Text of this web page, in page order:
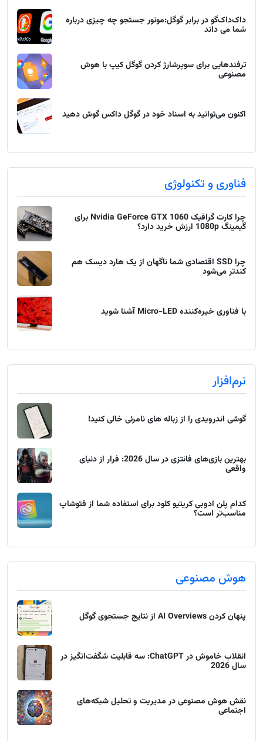
داک‌داک‌گو در برابر گوگل:موتور جستجو چه چیزی درباره
شما می داند
ترفندهایی برای سوپرشارژ کردن گوگل کیپ با هوش
مصنوعی
اکنون می‌توانید به اسناد خود در گوگل داکس گوش دهید
فناوری و تکنولوژی
چرا کارت گرافیک Nvidia GeForce GTX 1060 برای
گیمینگ 1080p ارزش خرید دارد؟
چرا SSD اقتصادی شما ناگهان از یک هارد دیسک هم
کندتر می‌شود
با فناوری خیره‌کننده Micro-LED آشنا شوید
نرم‌افزار
گوشی اندرویدی را از زباله های نامرئی خالی کنید!
بهترین بازی‌های فانتزی در سال 2026: فرار از دنیای
واقعی
کدام پلن ادوبی کریتیو کلود برای استفاده شما از فتوشاپ
مناسب‌تر است؟
هوش مصنوعی
پنهان کردن AI Overviews از نتایج جستجوی گوگل
انقلاب خاموش در ChatGPT: سه قابلیت شگفت‌انگیز در
سال 2026
نقش هوش مصنوعی در مدیریت و تحلیل شبکه‌های
اجتماعی